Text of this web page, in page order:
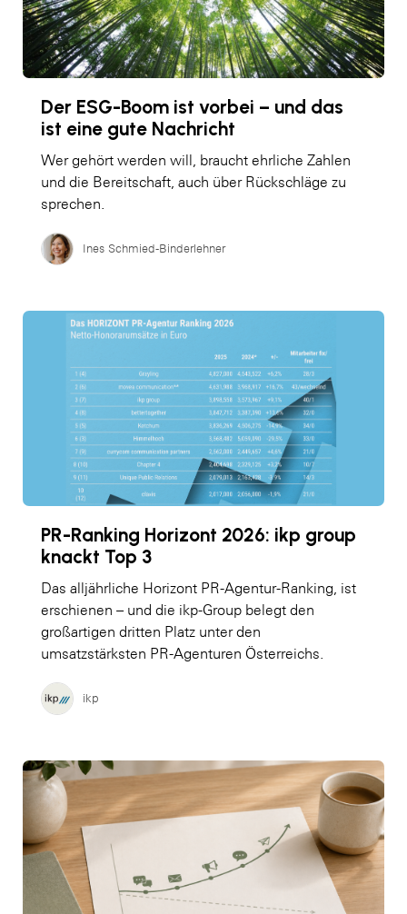
Der ESG-Boom ist vorbei – und das
ist eine gute Nachricht
Wer gehört werden will, braucht ehrliche Zahlen
und die Bereitschaft, auch über Rückschläge zu
sprechen.
Ines Schmied-Binderlehner
PR-Ranking Horizont 2026: ikp group
knackt Top 3
Das alljährliche Horizont PR-Agentur-Ranking, ist
erschienen – und die ikp-Group belegt den
großartigen dritten Platz unter den
umsatzstärksten PR-Agenturen Österreichs.
ikp